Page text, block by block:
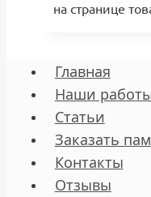
на странице
Главная
Наши
Статьи
Заказать
Контакты
Отзывы